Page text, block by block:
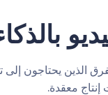
الذين يحتاجون
إنتاج معقدة.